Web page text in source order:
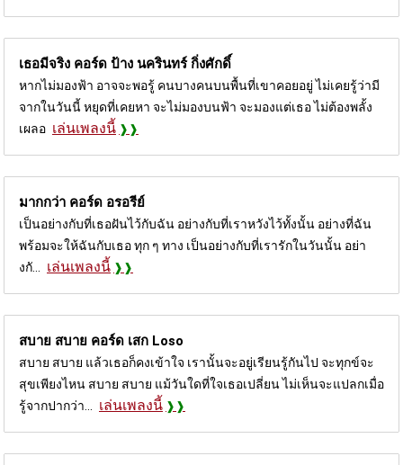
เธอมีจริง คอร์ด ป้าง นครินทร์ กิ่งศักดิ์
หากไม่มองฟ้า อาจจะพอรู้ คนบางคนบนพื้นที่เขาคอยอยู่ ไม่เคยรู้ว่ามี
จากในวันนี้ หยุดที่เคยหา จะไม่มองบนฟ้า จะมองแต่เธอ ไม่ต้องพลั้ง
เผลอ เล่นเพลงนี้
มากกว่า คอร์ด อรอรีย์
เป็นอย่างกับที่เธอฝันไว้กับฉัน อย่างกับที่เราหวังไว้ทั้งนั้น อย่างที่ฉัน
พร้อมจะให้ฉันกับเธอ ทุก ๆ ทาง เป็นอย่างกับที่เรารักในวันนั้น อย่า
งกั... เล่นเพลงนี้
สบาย สบาย คอร์ด เสก Loso
สบาย สบาย แล้วเธอก็คงเข้าใจ เรานั้นจะอยู่เรียนรู้กันไป จะทุกข์จะ
สุขเพียงไหน สบาย สบาย แม้วันใดที่ใจเธอเปลี่ยน ไม่เห็นจะแปลกเมื่อ
รู้จากปากว่า... เล่นเพลงนี้